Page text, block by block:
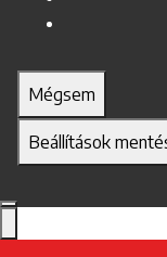
Mégsem
Beállítások